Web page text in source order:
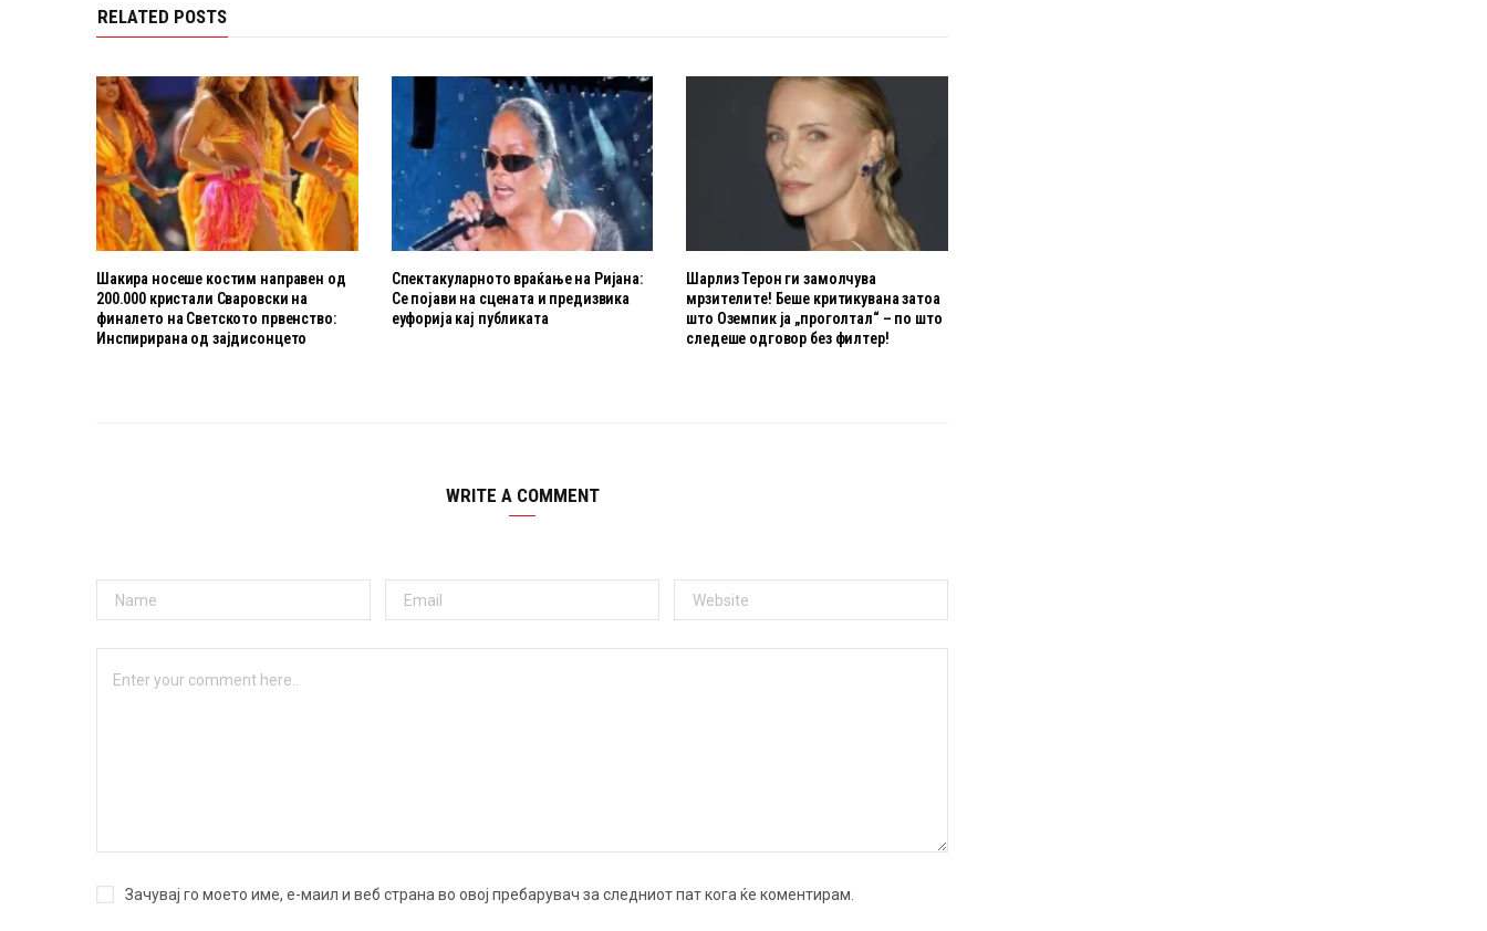
RELATED POSTS
Шакира носеше костим направен од
200.000 кристали Сваровски на
финалето на Светското првенство:
Инспирирана од зајдисонцето
Спектакуларното враќање на Ријана:
Се појави на сцената и предизвика
еуфорија кај публиката
Шарлиз Терон ги замолчува
мрзителите! Беше критикувана затоа
што Оземпик ја „проголтал“ – по што
следеше одговор без филтер!
WRITE A COMMENT
Зачувај го моето име, е-маил и веб страна во овој пребарувач за следниот пат кога ќе коментирам.